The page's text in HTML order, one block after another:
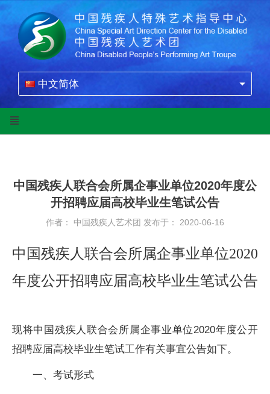
中文简体
中国残疾人联合会所属企事业单位2020年度公
开招聘应届高校毕业生笔试公告
作者： 中国残疾人艺术团 发布于： 2020-06-16
中国残疾人联合会所属企事业单位2020
年度公开招聘应届高校毕业生笔试公告
现将中国残疾人联合会所属企事业单位2020年度公开
招聘应届高校毕业生笔试工作有关事宜公告如下。
一、考试形式